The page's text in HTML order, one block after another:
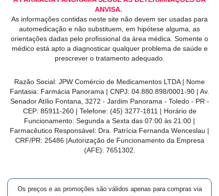
ANVISA.
As informações contidas neste site não devem ser usadas para
automedicação e não substituem, em hipótese alguma, as
orientações dadas pelo profissional da área médica. Somente o
médico está apto a diagnosticar qualquer problema de saúde e
prescrever o tratamento adequado.
Razão Social: JPW Comércio de Medicamentos LTDA | Nome
Fantasia: Farmácia Panorama | CNPJ: 04.880.898/0001-90 | Av.
Senador Atílio Fontana, 3272 - Jardim Panorama - Toledo - PR -
CEP: 85911-260 | Telefone: (45) 3277-1811 | Horário de
Funcionamento: Segunda a Sexta das 07:00 às 21:00 |
Farmacêutico Responsável: Dra. Patrícia Fernanda Wenceslau |
CRF/PR: 25486 |Autorização de Funcionamento da Empresa
(AFE): 7651302.
Os preços e as promoções são válidos apenas para compras via